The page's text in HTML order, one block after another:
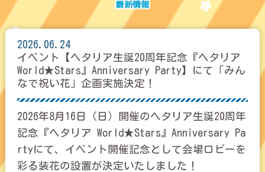
2026.06.24
イベント【ヘタリア生誕20周年記念『ヘタリア
World★Stars』Anniversary Party】にて「みん
なで祝い花」企画実施決定！
2026年8月16日（日）開催のヘタリア生誕20周年
記念『ヘタリア World★Stars』Anniversary Pa
rtyにて、イベント開催記念として会場ロビーを
彩る装花の設置が決定いたしました！